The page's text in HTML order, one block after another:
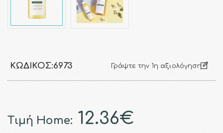
ΚΩΔΙΚΌΣ:6973 Γράψτε την 1η αξιολόγηση
Τιμή Home: 12.36€